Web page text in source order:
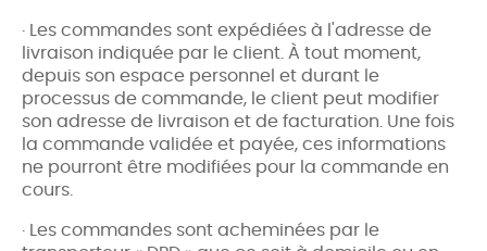
· Les commandes sont expédiées à l'adresse de
livraison indiquée par le client. À tout moment,
depuis son espace personnel et durant le
processus de commande, le client peut modifier
son adresse de livraison et de facturation. Une fois
la commande validée et payée, ces informations
ne pourront être modifiées pour la commande en
cours.
· Les commandes sont acheminées par le